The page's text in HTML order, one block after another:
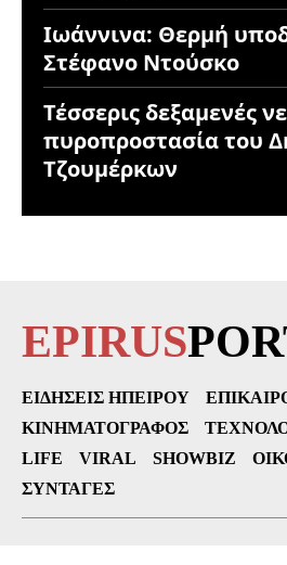
Ιωάννινα: Θερμή
Στέφανο Ντούσκο
Τέσσερις δεξαμενές
πυροπροστασία του
Τζουμέρκων
EPIRUS
ΕΙΔΉΣΕΙΣ ΗΠΕΊΡΟΥ
ΚΙΝΗΜΑΤΟΓΡΆΦΟΣ
LIFE
VIRAL SHOWBIZ
ΣΥΝΤΑΓΈΣ